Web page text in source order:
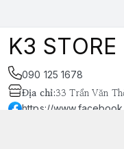
K3 STORE
090 125 1678
Địa chỉ:33 Trần Văn
https://